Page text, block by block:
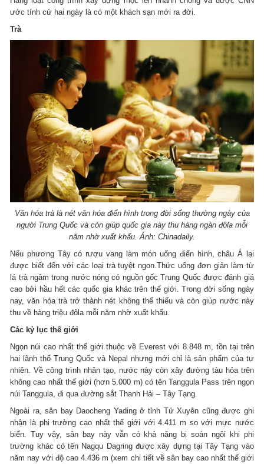
ước tính cứ hai ngày là có một khách sạn mới ra đời.
Trà
Văn hóa trà là nét văn hóa điển hình trong đời sống thường ngày của
người Trung Quốc và còn giúp quốc gia này thu hàng ngàn đôla mỗi
năm nhờ xuất khẩu. Ảnh: Chinadaily.
Nếu phương Tây có rượu vang làm món uống điển hình, châu Á lại
được biết đến với các loại trà tuyệt ngon.Thức uống đơn giản làm từ
lá trà ngâm trong nước nóng có nguồn gốc Trung Quốc được đánh giá
cao bởi hầu hết các quốc gia khác trên thế giới. Trong đời sống ngày
nay, văn hóa trà trở thành nét không thể thiếu và còn giúp nước này
thu về hàng triệu đôla mỗi năm nhờ xuất khẩu.
Các kỷ lục thế giới
Ngọn núi cao nhất thế giới thuộc về Everest với 8.848 m, tồn tại trên
hai lãnh thổ Trung Quốc và Nepal nhưng mới chỉ là sản phẩm của tự
nhiên. Về công trình nhân tạo, nước này còn xây đường tàu hỏa trên
không cao nhất thế giới (hơn 5.000 m) có tên Tanggula Pass trên ngọn
núi Tanggula, đi qua đường sắt Thanh Hải – Tây Tạng.
Ngoài ra, sân bay Daocheng Yading ở tỉnh Tứ Xuyên cũng được ghi
nhận là phi trường cao nhất thế giới với 4.411 m so với mực nước
biển. Tuy vậy, sân bay này vẫn có khả năng bị soán ngôi khi phi
trường khác có tên Nagqu Dagring được xây dựng tại Tây Tạng vào
năm nay với độ cao 4.436 m (xem chi tiết về sân bay cao nhất thế giới